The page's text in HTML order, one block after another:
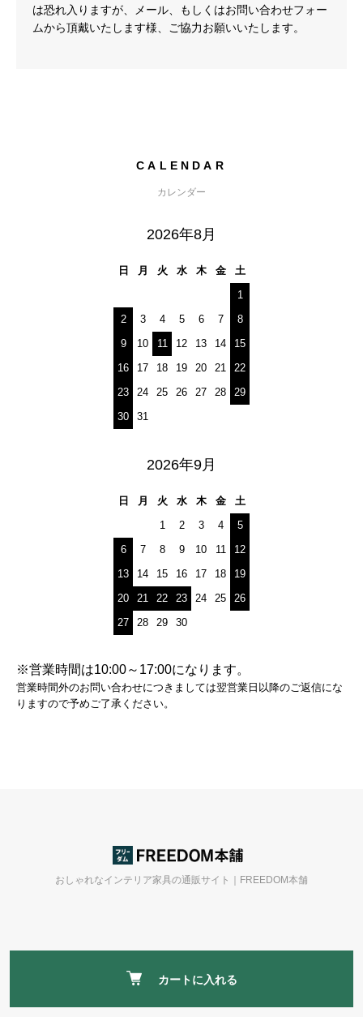
カートに入れる
は恐れ入りますが、メール、もしくはお問い合わせフォー
ムから頂戴いたします様、ご協力お願いいたします。
CALENDAR
カレンダー
2026年8月
日 月 火 水 木 金
土
1
2
3 4 5 6 7
8
9
10 11 12 13 14
15
16
17 18 19 20 21
22
23
24 25 26 27 28
29
30
31
2026年9月
日 月 火 水 木 金
土
1
2 3 4
5
6
7 8 9 10 11
12
13
14 15 16 17 18
19
20
21 22 23 24 25
26
27
28 29 30
※営業時間は10:00～17:00になります。
営業時間外のお問い合わせにつきましては翌営業日以降のご返信にな
りますので予めご了承ください。
おしゃれなインテリア家具の通販サイト｜FREEDOM本舗